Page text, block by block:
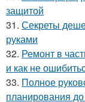
защитой
31. Секреты
руками
32. Ремонт в
и как не
33. Полное
планирования